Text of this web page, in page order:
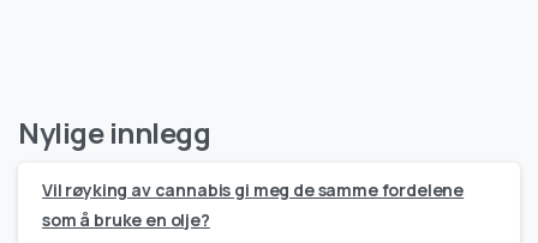
Nylige innlegg
Vil røyking av cannabis gi meg de samme fordelene
som å bruke en olje?